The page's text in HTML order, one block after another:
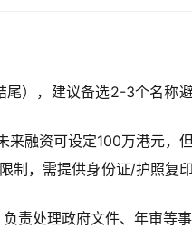
），建议备选2-3个名称
融资可设定100万港元，
制，需提供身份证/护照复
责处理政府文件、年审等事